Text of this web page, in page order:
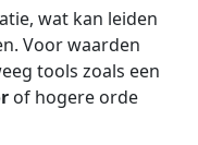
wat kan leiden
Voor waarden
tools zoals een
of hogere orde